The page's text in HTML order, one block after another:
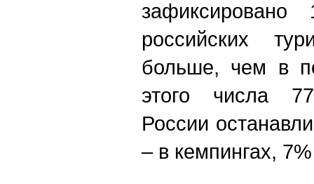
российских
больше, чем в
этого числа
России
– в кемпингах,